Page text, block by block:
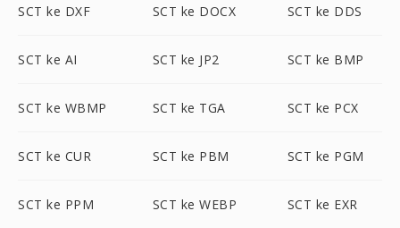
SCT ke DXF SCT ke DOCX SCT ke DDS
SCT ke AI SCT ke JP2 SCT ke BMP
SCT ke WBMP SCT ke TGA SCT ke PCX
SCT ke CUR SCT ke PBM SCT ke PGM
SCT ke PPM SCT ke WEBP SCT ke EXR